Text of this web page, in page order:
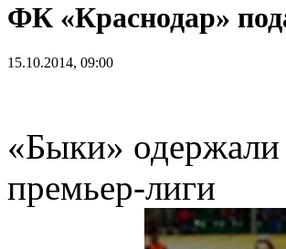
ФК «Краснодар»
15.10.2014, 09:00
«Быки» одержали
премьер-лиги